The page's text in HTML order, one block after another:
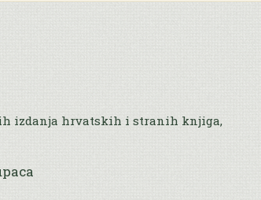
izdanja hrvatskih i stranih knjiga,